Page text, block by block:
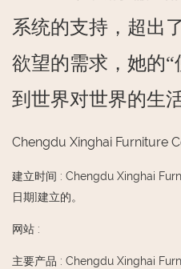
系统的支持，超出
欲望的需求，她的“
到世界对世界的生
Chengdu Xinghai Furniture
建立时间 : Chengdu Xinghai
日期]建立的。
网站 :
主要产品 : Chengdu Xinghai